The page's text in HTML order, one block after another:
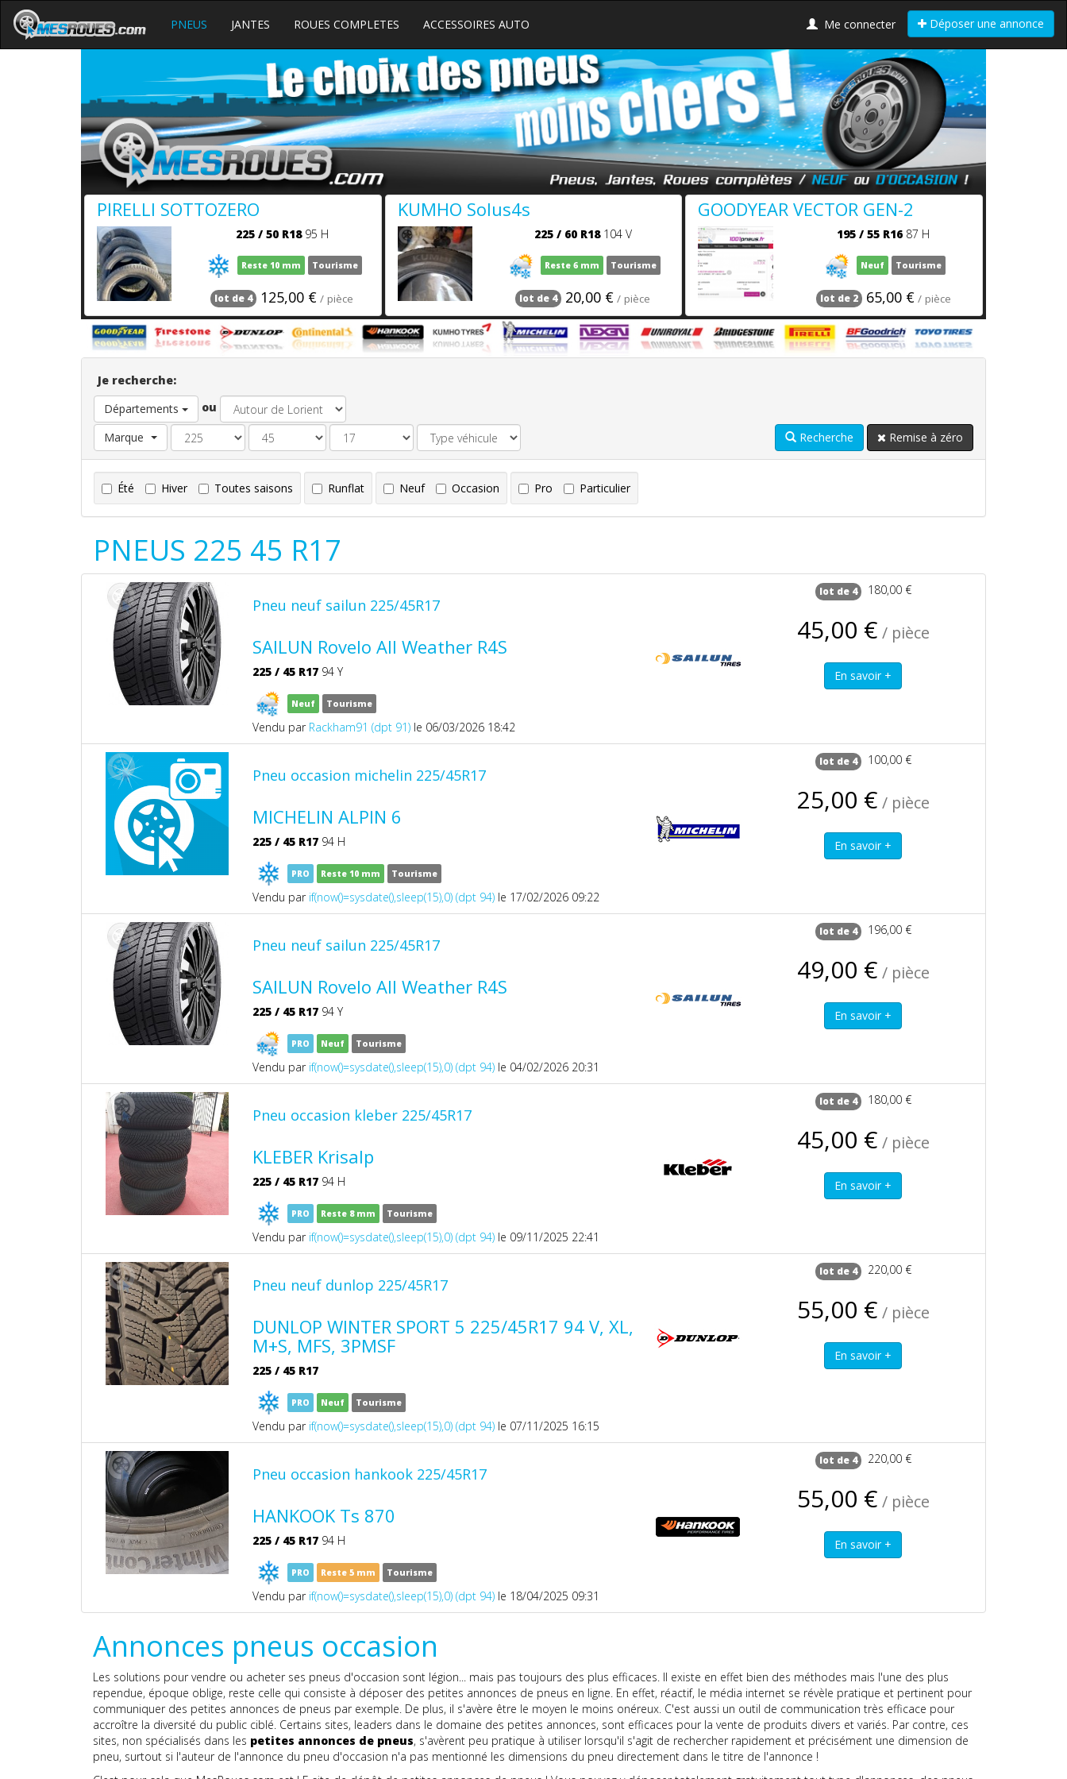
PNEUS JANTES ROUES COMPLETES ACCESSOIRES AUTO Me connecter Déposer une annonce
PIRELLI SOTTOZERO
225 / 50 R1895 H
Reste 10 mm Tourisme
lot de 4 125,00 € / pièce
KUMHO Solus4s
225 / 60 R18104 V
Reste 6 mm Tourisme
lot de 4 20,00 € / pièce
GOODYEAR VECTOR GEN-2
195 / 55 R16 87 H
Neuf Tourisme
lot de 2 65,00 € / pièce
Je recherche:
Départements
ou
Marque Recherche Remise à zéro
Été Hiver Toutes saisons Runflat Neuf Occasion Pro Particulier
PNEUS 225 45 R17
Pneu neuf sailun 225/45R17
SAILUN Rovelo All Weather R4S
225 / 45 R1794 Y
Neuf Tourisme
Vendu par Rackham91 (dpt 91)le 06/03/2026 18:42
lot de 4 180,00 €
45,00 € / pièce
Pneu occasion michelin 225/45R17
MICHELIN ALPIN 6
225 / 45 R1794 H
PRO Reste 10 mm Tourisme
Vendu par if(now()=sysdate(),sleep(15),0) (dpt 94)le 17/02/2026 09:22
lot de 4 100,00 €
25,00 € / pièce
Pneu neuf sailun 225/45R17
SAILUN Rovelo All Weather R4S
225 / 45 R1794 Y
PRO Neuf Tourisme
Vendu par if(now()=sysdate(),sleep(15),0) (dpt 94)le 04/02/2026 20:31
lot de 4 196,00 €
49,00 € / pièce
Pneu occasion kleber 225/45R17
KLEBER Krisalp
225 / 45 R1794 H
PRO Reste 8 mm Tourisme
Vendu par if(now()=sysdate(),sleep(15),0) (dpt 94)le 09/11/2025 22:41
lot de 4 180,00 €
45,00 € / pièce
Pneu neuf dunlop 225/45R17
DUNLOP WINTER SPORT 5 225/45R17 94 V, XL,
M+S, MFS, 3PMSF
225 / 45 R17
PRO Neuf Tourisme
Vendu par if(now()=sysdate(),sleep(15),0) (dpt 94)le 07/11/2025 16:15
lot de 4 220,00 €
55,00 € / pièce
Pneu occasion hankook 225/45R17
HANKOOK Ts 870
225 / 45 R1794 H
PRO Reste 5 mm Tourisme
Vendu par if(now()=sysdate(),sleep(15),0) (dpt 94)le 18/04/2025 09:31
lot de 4 220,00 €
55,00 € / pièce
Annonces pneus occasion
Les solutions pour vendre ou acheter ses pneus d'occasion sont légion... mais pas toujours des plus efficaces. Il existe en effet bien des méthodes mais l'une des plus
rependue, époque oblige, reste celle qui consiste à déposer des petites annonces de pneus en ligne. En effet, réactif, le média internet se révèle pratique et pertinent pour
communiquer des petites annonces de pneus par exemple. De plus, il s'avère être le moyen le moins onéreux. C'est aussi un outil de communication très efficace pour
accroître la diversité du public ciblé. Certains sites, leaders dans le domaine des petites annonces, sont efficaces pour la vente de produits divers et variés. Par contre, ces
sites, non spécialisés dans les petites annonces de pneus, s'avèrent peu pratique à utiliser lorsqu'il s'agit de rechercher rapidement et précisément une dimension de
pneu, surtout si l'auteur de l'annonce du pneu d'occasion n'a pas mentionné les dimensions du pneu directement dans le titre de l'annonce !